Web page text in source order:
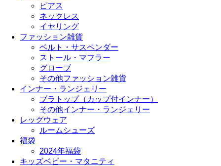
ピアス
ネックレス
イヤリング
ファッション雑貨
ベルト・サスペンダー
ストール・マフラー
グローブ
その他ファッション雑貨
インナー・ランジェリー
ブラトップ（カップ付インナー）
その他インナー・ランジェリー
レッグウェア
ルームシューズ
福袋
2024年福袋
キッズベビー・マタニティ